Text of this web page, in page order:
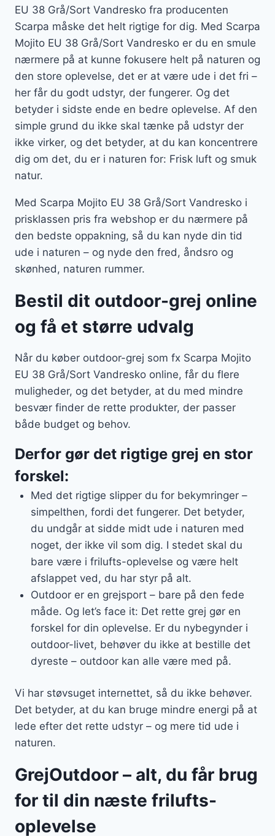
EU 38 Grå/Sort Vandresko fra producenten
Scarpa måske det helt rigtige for dig. Med Scarpa
Mojito EU 38 Grå/Sort Vandresko er du en smule
nærmere på at kunne fokusere helt på naturen og
den store oplevelse, det er at være ude i det fri –
her får du godt udstyr, der fungerer. Og det
betyder i sidste ende en bedre oplevelse. Af den
simple grund du ikke skal tænke på udstyr der
ikke virker, og det betyder, at du kan koncentrere
dig om det, du er i naturen for: Frisk luft og smuk
natur.
Med Scarpa Mojito EU 38 Grå/Sort Vandresko i
prisklassen pris fra webshop er du nærmere på
den bedste oppakning, så du kan nyde din tid
ude i naturen – og nyde den fred, åndsro og
skønhed, naturen rummer.
Bestil dit outdoor-grej online
og få et større udvalg
Når du køber outdoor-grej som fx Scarpa Mojito
EU 38 Grå/Sort Vandresko online, får du flere
muligheder, og det betyder, at du med mindre
besvær finder de rette produkter, der passer
både budget og behov.
Derfor gør det rigtige grej en stor
forskel:
Med det rigtige slipper du for bekymringer –
simpelthen, fordi det fungerer. Det betyder,
du undgår at sidde midt ude i naturen med
noget, der ikke vil som dig. I stedet skal du
bare være i frilufts-oplevelse og være helt
afslappet ved, du har styr på alt.
Outdoor er en grejsport – bare på den fede
måde. Og let’s face it: Det rette grej gør en
forskel for din oplevelse. Er du nybegynder i
outdoor-livet, behøver du ikke at bestille det
dyreste – outdoor kan alle være med på.
Vi har støvsuget internettet, så du ikke behøver.
Det betyder, at du kan bruge mindre energi på at
lede efter det rette udstyr – og mere tid ude i
naturen.
GrejOutdoor – alt, du får brug
for til din næste frilufts-
oplevelse